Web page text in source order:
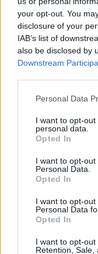
your opt-out. You
disclosure of your
IAB’s list of
also be disclosed by
Downstream
Please note that this
not limited to your
grant or deny
use your data for
consent section.
Personal Data
I want to opt-
personal data.
Opted In
I want to opt-
Personal Data.
Opted In
I want to opt-
Personal Data
Opted In
I want to opt-out
Retention, Sale,
A magas
akadozik az
legfrissebb
Ezt a cikket
előtt készítette
oldalon.